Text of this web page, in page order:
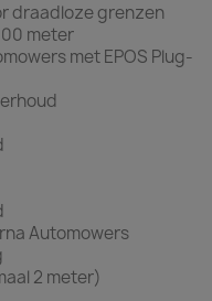
draadloze grenzen
meter
met EPOS Plug-
Automowers
2 meter)